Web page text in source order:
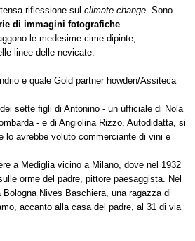
riflessione sul climate change. Sono
di immagini fotografiche
le medesime cime dipinte,
linee delle nevicate.
e quale Gold partner howden/Assiteca
sette figli di Antonino - un ufficiale di Nola
- e di Angiolina Rizzo. Autodidatta, si
lo avrebbe voluto commerciante di vini e
a Mediglia vicino a Milano, dove nel 1932
orme del padre, pittore paesaggista. Nel
Nives Baschiera, una ragazza di
accanto alla casa del padre, al 31 di via